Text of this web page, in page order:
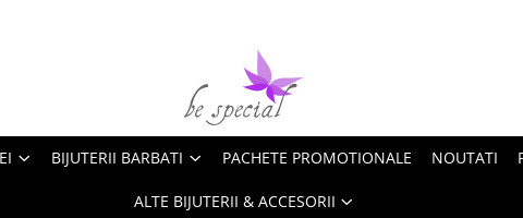
BIJUTERII BARBATI PACHETE PROMOTIONALE NOUTATI
ALTE BIJUTERII & ACCESORII